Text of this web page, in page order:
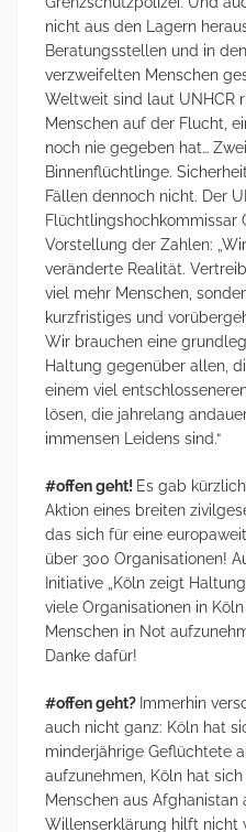
nicht aus den Lagern
Beratungsstellen und in
verzweifelten Menschen
Weltweit sind laut UNHCR
Menschen auf der Flucht,
noch nie gegeben hat…
Binnenflüchtlinge.
Fällen dennoch nicht. Der
Flüchtlingshochkommissar
Vorstellung der Zahlen:
veränderte Realität.
viel mehr Menschen,
kurzfristiges und
Wir brauchen eine
Haltung gegenüber allen,
einem viel
lösen, die jahrelang
immensen Leidens sind.“
#offen geht! Es gab
Aktion eines breiten
das sich für eine
über 300 Organisationen!
Initiative „Köln zeigt
viele Organisationen in
Menschen in Not
Danke dafür!
#offen geht? Immerhin
auch nicht ganz: Köln hat
minderjährige Geflüchtete
aufzunehmen, Köln hat
Menschen aus Afghanistan
Willenserklärung hilft nicht